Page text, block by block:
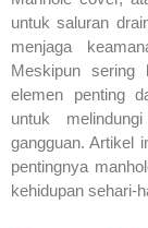
untuk saluran
menjaga
Meskipun sering
elemen penting
untuk
gangguan. Artikel
pentingnya
kehidupan sehari-